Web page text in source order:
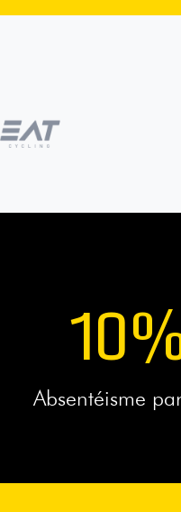
10
Absentéisme